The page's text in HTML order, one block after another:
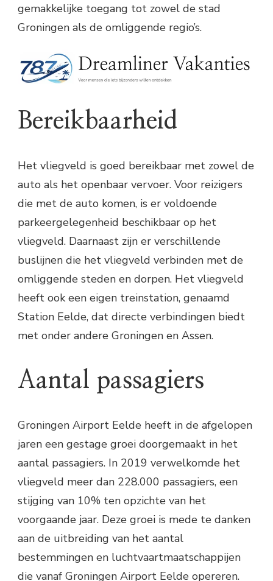
gemakkelijke toegang tot zowel de stad
Groningen als de omliggende regio’s.
Bereikbaarheid
Het vliegveld is goed bereikbaar met zowel de
auto als het openbaar vervoer. Voor reizigers
die met de auto komen, is er voldoende
parkeergelegenheid beschikbaar op het
vliegveld. Daarnaast zijn er verschillende
buslijnen die het vliegveld verbinden met de
omliggende steden en dorpen. Het vliegveld
heeft ook een eigen treinstation, genaamd
Station Eelde, dat directe verbindingen biedt
met onder andere Groningen en Assen.
Aantal passagiers
Groningen Airport Eelde heeft in de afgelopen
jaren een gestage groei doorgemaakt in het
aantal passagiers. In 2019 verwelkomde het
vliegveld meer dan 228.000 passagiers, een
stijging van 10% ten opzichte van het
voorgaande jaar. Deze groei is mede te danken
aan de uitbreiding van het aantal
bestemmingen en luchtvaartmaatschappijen
die vanaf Groningen Airport Eelde opereren.